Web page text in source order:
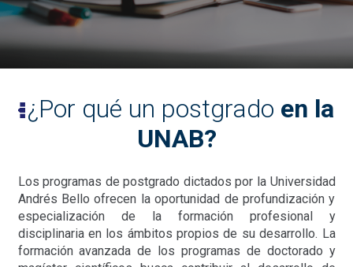
¿Por qué un postgrado en la
UNAB?
Los programas de postgrado dictados por la Universidad
Andrés Bello ofrecen la oportunidad de profundización y
especialización de la formación profesional y
disciplinaria en los ámbitos propios de su desarrollo. La
formación avanzada de los programas de doctorado y